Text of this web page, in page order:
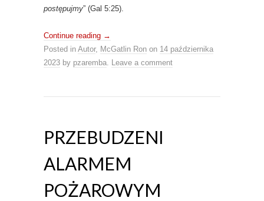
postępujmy” (Gal 5:25).
Continue reading →
Posted in Autor, McGatlin Ron on 14 października
2023 by pzaremba Leave a comment
PRZEBUDZENI
ALARMEM
POŻAROWYM